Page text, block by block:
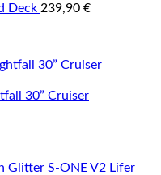
Deck 239,90 €
30” Cruiser
S-ONE V2 Lifer